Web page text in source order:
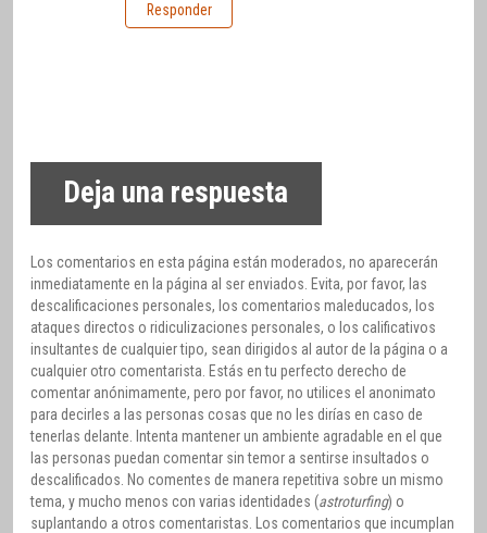
Responder
Deja una respuesta
Los comentarios en esta página están moderados, no aparecerán
inmediatamente en la página al ser enviados. Evita, por favor, las
descalificaciones personales, los comentarios maleducados, los
ataques directos o ridiculizaciones personales, o los calificativos
insultantes de cualquier tipo, sean dirigidos al autor de la página o a
cualquier otro comentarista. Estás en tu perfecto derecho de
comentar anónimamente, pero por favor, no utilices el anonimato
para decirles a las personas cosas que no les dirías en caso de
tenerlas delante. Intenta mantener un ambiente agradable en el que
las personas puedan comentar sin temor a sentirse insultados o
descalificados. No comentes de manera repetitiva sobre un mismo
tema, y mucho menos con varias identidades (astroturfing) o
suplantando a otros comentaristas. Los comentarios que incumplan